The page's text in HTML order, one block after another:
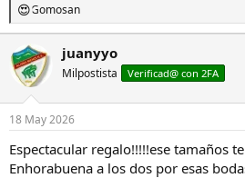
R
e
c
c
o
n
e
s
Gomosan
juanyyo
Milpostista Verificad@ con 2FA
18 May 2026
Espectacular regalo!!!!!ese tamaños
Enhorabuena a los dos por esas